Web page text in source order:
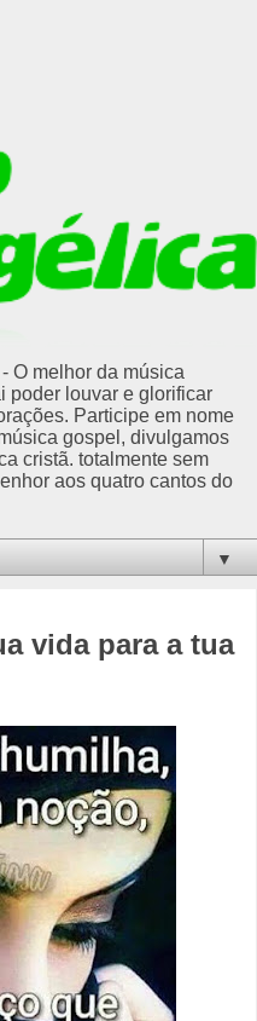
O melhor da música
poder louvar e glorificar
Participe em nome
gospel, divulgamos
cristã. totalmente sem
aos quatro cantos do
▼
vida para a tua